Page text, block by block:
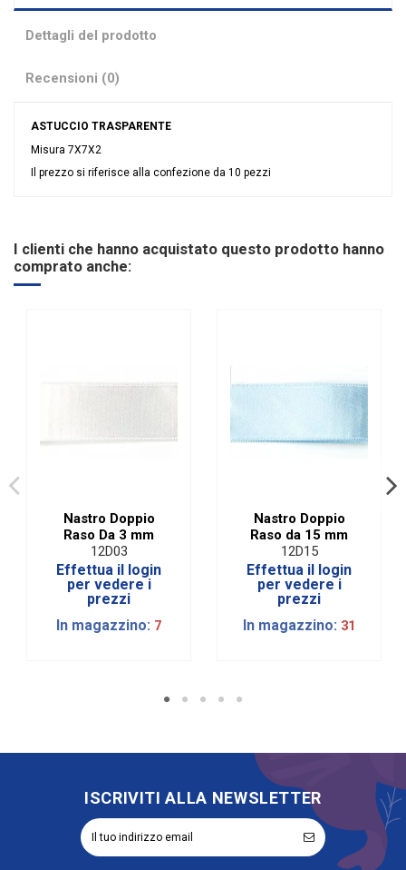
Dettagli del prodotto
Recensioni (0)
ASTUCCIO TRASPARENTE
Misura 7X7X2
Il prezzo si riferisce alla confezione da 10 pezzi
I clienti che hanno acquistato questo prodotto hanno
comprato anche:
Nastro Doppio
Raso Da 3 mm
12D03
Effettua il login
per vedere i
prezzi
In magazzino: 7
Nastro Doppio
Raso da 15 mm
12D15
Effettua il login
per vedere i
prezzi
In magazzino: 31
ISCRIVITI ALLA NEWSLETTER